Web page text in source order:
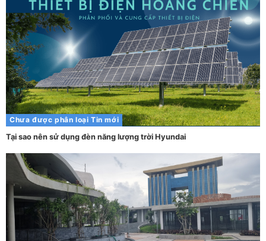
Chưa được phân loại Tin mới
Tại sao nên sử dụng đèn năng lượng trời Hyundai